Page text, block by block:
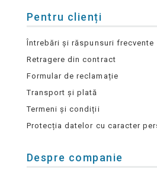
Pentru clienți
Întrebări și răspunsuri frecvente
Retragere din contract
Formular de reclamație
Transport și plată
Termeni și condiții
Protecția datelor cu caracter
Despre companie